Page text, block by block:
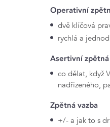
Operativní
dvě klíčová
rychlá a
Asertivní zpětná
co dělat, když
nadřízeného,
Zpětná vazba
+/- a jak to s